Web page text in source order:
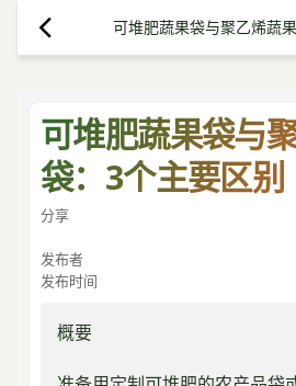
可堆肥蔬果袋与聚乙烯蔬
可堆肥蔬果袋与
袋：3个主要区别
分享
发布者
发布时间
概要